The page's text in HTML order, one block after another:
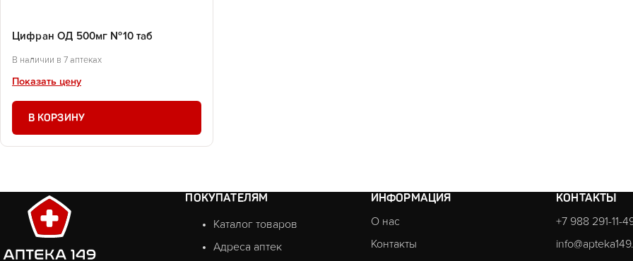
Цифран ОД 500мг №10 таб
В наличии в 7 аптеках
Показать цену
В КОРЗИНУ
ПОКУПАТЕЛЯМ
Каталог товаров
Адреса аптек
ИНФОРМАЦИЯ
О нас
Контакты
КОНТАКТЫ
+7 988 291-11-